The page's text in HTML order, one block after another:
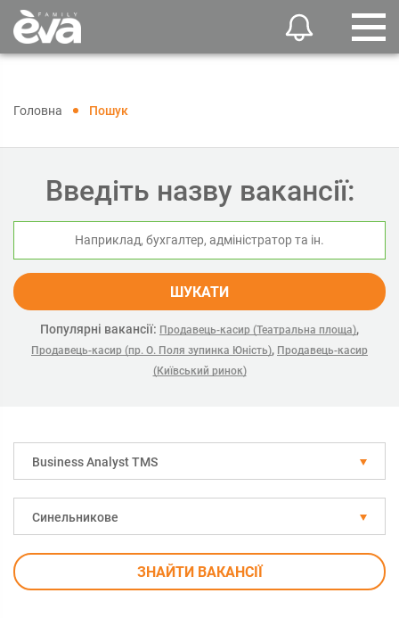
Головна Пошук
Введіть назву вакансії:
ШУКАТИ
Популярні вакансії: Продавець-касир (Театральна площа),
Продавець-касир (пр. О. Поля зупинка Юність), Продавець-касир
(Київський ринок)
Business Analyst TMS
Синельникове
ЗНАЙТИ ВАКАНСІЇ